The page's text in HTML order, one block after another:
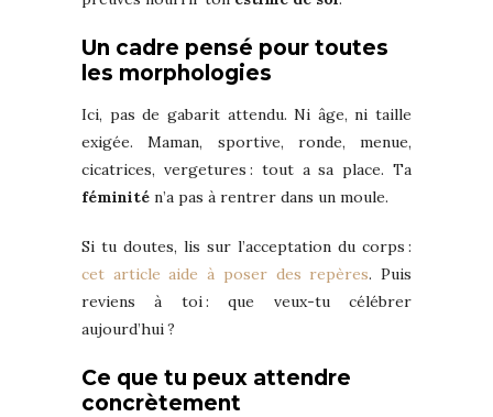
Un cadre pensé pour toutes
les morphologies
Ici, pas de gabarit attendu. Ni âge, ni taille
exigée. Maman, sportive, ronde, menue,
cicatrices, vergetures : tout a sa place. Ta
féminité n’a pas à rentrer dans un moule.
Si tu doutes, lis sur l’acceptation du corps :
cet article aide à poser des repères. Puis
reviens à toi : que veux-tu célébrer
aujourd’hui ?
Ce que tu peux attendre
concrètement